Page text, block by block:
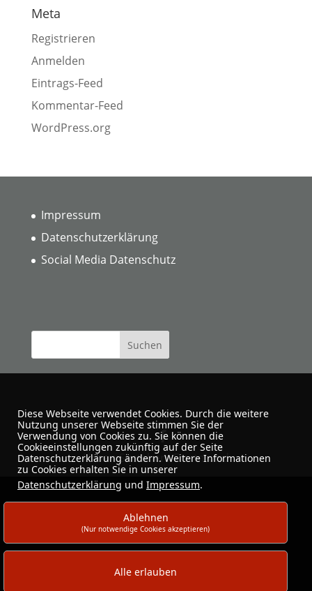
Meta
Registrieren
Anmelden
Eintrags-Feed
Kommentar-Feed
WordPress.org
Impressum
Datenschutzerklärung
Social Media Datenschutz
Urban Sketchers Dortmund
Diese Webseite verwendet Cookies. Durch die weitere
Nutzung unserer Webseite stimmen Sie der
Verwendung von Cookies zu. Sie können die
Cookieeinstellungen zukünftig auf der Seite
Datenschutzerklärung ändern. Weitere Informationen
zu Cookies erhalten Sie in unserer
Datenschutzerklärung und Impressum.
Ablehnen
(Nur notwendige Cookies akzeptieren)
Alle erlauben